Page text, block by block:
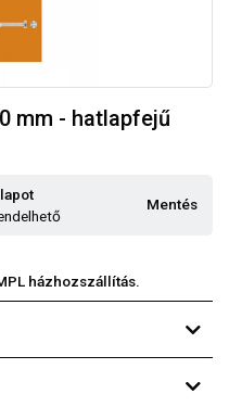
mm - hatlapfejű
Mentés
házhozszállítás.